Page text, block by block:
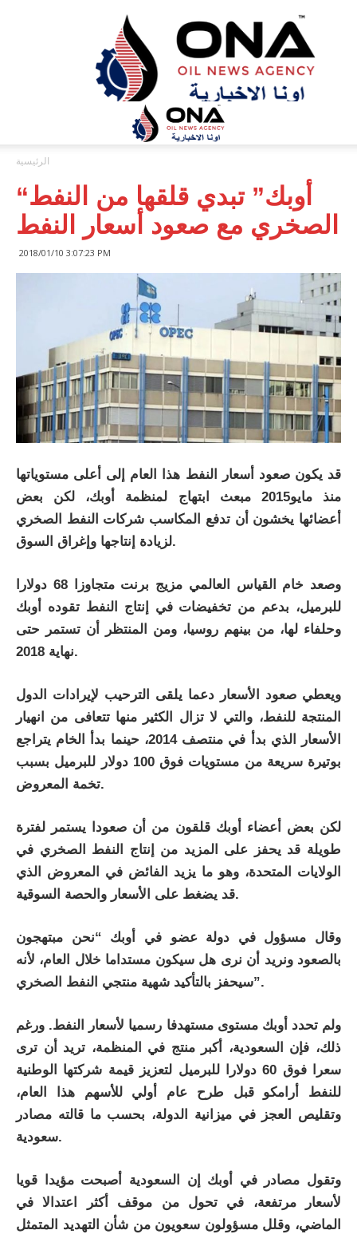
ONA™
NEWS
/
أونا
الاخبارية
الرئيسية
“أوبك” تبدي قلقها من النفط
الصخري مع صعود أسعار النفط
2018/01/10 3:07:23 PM
قد يكون صعود أسعار النفط هذا العام إلى أعلى مستوياتها
منذ مايو2015 مبعث ابتهاج لمنظمة أوبك، لكن بعض
أعضائها يخشون أن تدفع المكاسب شركات النفط الصخري
لزيادة إنتاجها وإغراق السوق.
وصعد خام القياس العالمي مزيج برنت متجاوزا 68 دولارا
للبرميل، بدعم من تخفيضات في إنتاج النفط تقوده أوبك
وحلفاء لها، من بينهم روسيا، ومن المنتظر أن تستمر حتى
نهاية 2018.
ويعطي صعود الأسعار دعما يلقى الترحيب لإيرادات الدول
المنتجة للنفط، والتي لا تزال الكثير منها تتعافى من انهيار
الأسعار الذي بدأ في منتصف 2014، حينما بدأ الخام يتراجع
بوتيرة سريعة من مستويات فوق 100 دولار للبرميل بسبب
تخمة المعروض.
لكن بعض أعضاء أوبك قلقون من أن صعودا يستمر لفترة
طويلة قد يحفز على المزيد من إنتاج النفط الصخري في
الولايات المتحدة، وهو ما يزيد الفائض في المعروض الذي
قد يضغط على الأسعار والحصة السوقية.
وقال مسؤول في دولة عضو في أوبك “نحن مبتهجون
بالصعود ونريد أن نرى هل سيكون مستداما خلال العام، لأنه
سيحفز بالتأكيد شهية منتجي النفط الصخري”.
ولم تحدد أوبك مستوى مستهدفا رسميا لأسعار النفط. ورغم
ذلك، فإن السعودية، أكبر منتج في المنظمة، تريد أن ترى
سعرا فوق 60 دولارا للبرميل لتعزيز قيمة شركتها الوطنية
للنفط أرامكو قبل طرح عام أولي للأسهم هذا العام،
وتقليص العجز في ميزانية الدولة، بحسب ما قالته مصادر
سعودية.
وتقول مصادر في أوبك إن السعودية أصبحت مؤيدا قويا
لأسعار مرتفعة، في تحول من موقف أكثر اعتدالا في
الماضي، وقلل مسؤولون سعويون من شأن التهديد المتمثل